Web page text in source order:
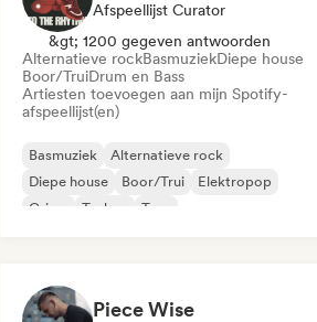
Afspeellijst Curator
&gt; 1200 gegeven antwoorden
Alternatieve rockBasmuziekDiepe house
Boor/TruiDrum en Bass
Artiesten toevoegen aan mijn Spotify-
afspeellijst(en)
Basmuziek
Alternatieve rock
Diepe house
Boor/Trui
Elektropop
Grime
Techno Trap
Piece Wise